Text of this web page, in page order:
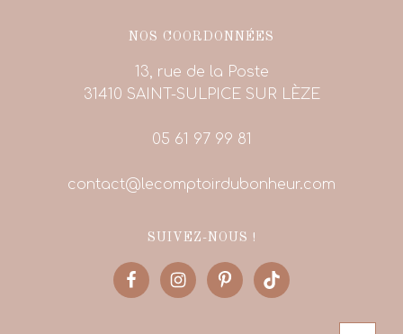
NOS COORDONNÉES
13, rue de la Poste
31410 SAINT-SULPICE SUR LÈZE
05 61 97 99 81
contact@lecomptoirdubonheur.com
SUIVEZ-NOUS !